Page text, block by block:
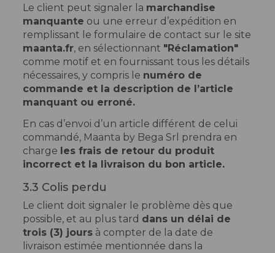
Le client peut signaler la marchandise
manquante ou une erreur d’expédition en
remplissant le formulaire de contact sur le site
maanta.fr, en sélectionnant "Réclamation"
comme motif et en fournissant tous les détails
nécessaires, y compris le numéro de
commande et la description de l’article
manquant ou erroné.
En cas d’envoi d’un article différent de celui
commandé, Maanta by Bega Srl prendra en
charge les frais de retour du produit
incorrect et la livraison du bon article.
3.3 Colis perdu
Le client doit signaler le problème dès que
possible, et au plus tard dans un délai de
trois (3) joursà compter de la date de
livraison estimée mentionnée dans la